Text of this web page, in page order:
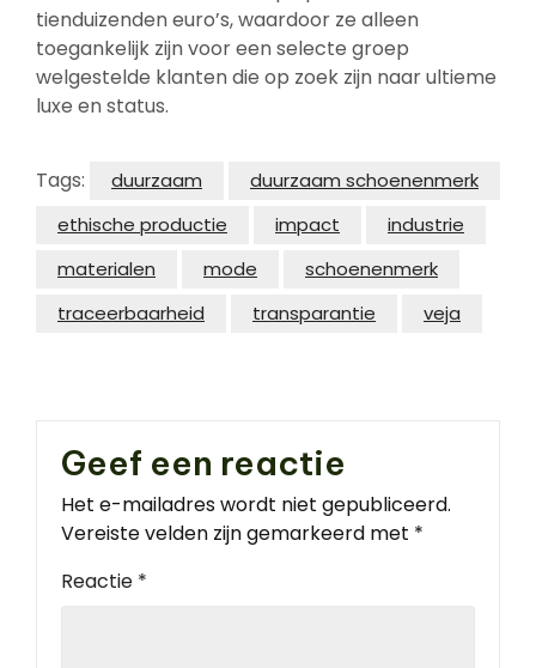
tienduizenden euro’s, waardoor ze alleen
toegankelijk zijn voor een selecte groep
welgestelde klanten die op zoek zijn naar ultieme
luxe en status.
Tags: duurzaam
duurzaam schoenenmerk
ethische productie
impact
industrie
materialen
mode
schoenenmerk
traceerbaarheid
transparantie veja
Geef een reactie
Het e-mailadres wordt niet gepubliceerd.
Vereiste velden zijn gemarkeerd met *
Reactie *